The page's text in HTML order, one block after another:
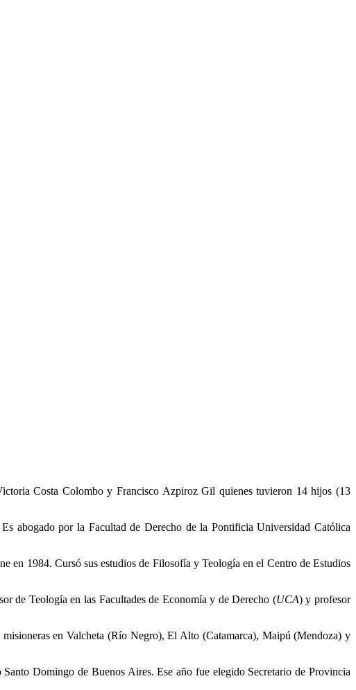
Costa Colombo y Francisco Azpiroz Gil quienes tuvieron 14 hijos (13
abogado por la Facultad de Derecho de la Pontificia Universidad Católica
en 1984. Cursó sus estudios de Filosofía y Teología en el Centro de Estudios
de Teología en las Facultades de Economía y de Derecho (UCA) y profesor
en Valcheta (Río Negro), El Alto (Catamarca), Maipú (Mendoza) y
Domingo de Buenos Aires. Ese año fue elegido Secretario de Provincia